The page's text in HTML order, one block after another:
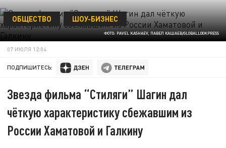
ФОТО: PAVEL KASHAEV, ПАВЕЛ КАШАЕВ/GLOBALLOOKPRESS
ОБЩЕСТВО ШОУ-БИЗНЕС
07 ИЮЛЯ 12:04
ПОДПИШИТЕСЬ:
Звезда фильма “Стиляги” Шагин дал
чёткую характеристику сбежавшим из
России Хаматовой и Галкину